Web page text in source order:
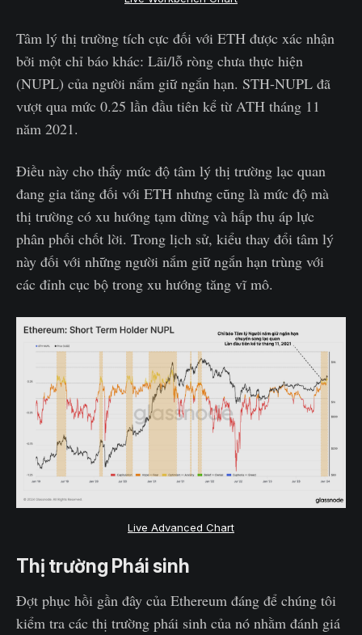
Tâm lý thị trường tích cực đối với ETH được xác nhận
bởi một chỉ báo khác: Lãi/lỗ ròng chưa thực hiện
(NUPL) của người nắm giữ ngắn hạn. STH-NUPL đã
vượt qua mức 0.25 lần đầu tiên kể từ ATH tháng 11
năm 2021.
Điều này cho thấy mức độ tâm lý thị trường lạc quan
đang gia tăng đối với ETH nhưng cũng là mức độ mà
thị trường có xu hướng tạm dừng và hấp thụ áp lực
phân phối chốt lời. Trong lịch sử, kiểu thay đổi tâm lý
này đối với những người nắm giữ ngắn hạn trùng với
các đỉnh cục bộ trong xu hướng tăng vĩ mô.
Live Advanced Chart
Thị trường Phái sinh
Đợt phục hồi gần đây của Ethereum đáng để chúng tôi
kiểm tra các thị trường phái sinh của nó nhằm đánh giá